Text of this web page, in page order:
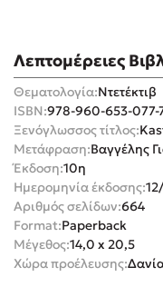
Mel
Η
Δημοφιλείς
Λεπτομέρειες
Θεματολογία:Ντετέκτιβ
ISBN:978-960-653-077-
Ξενόγλωσσος τίτλος:
Μετάφραση:Βαγγέλης
Έκδοση:10η
Ημερομηνία έκδοσης:
Αριθμός σελίδων:664
Format:Paperback
Μέγεθος:14,0 x 20,5
Χώρα προέλευσης: